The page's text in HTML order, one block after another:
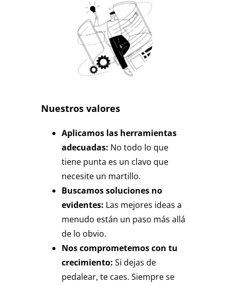
Nuestros valores
Aplicamos las herramientas
adecuadas: No todo lo que
tiene punta es un clavo que
necesite un martillo.
Buscamos soluciones no
evidentes: Las mejores ideas a
menudo están un paso más allá
de lo obvio.
Nos comprometemos con tu
crecimiento: Si dejas de
pedalear, te caes. Siempre se